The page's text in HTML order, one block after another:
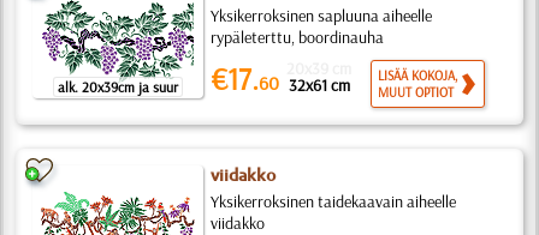
alk. 20x39cm ja suur
Yksikerroksinen sapluuna aiheelle
rypäleterttu, boordinauha
€17.60 32x61 cm
LISÄÄ KOKOJA,
MUUT OPTIOT
viidakko
Yksikerroksinen taidekaavain aiheelle
viidakko